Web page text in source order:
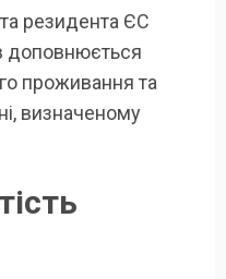
резидента ЄС
доповнюється
проживання та
визначеному